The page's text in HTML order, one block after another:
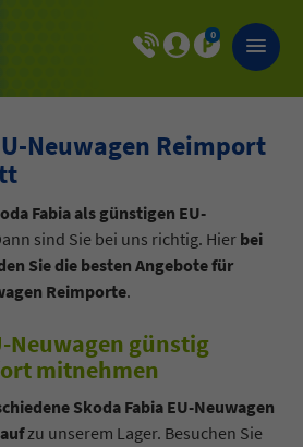
0
Neuwagen Reimport
Fabia als günstigen EU-
sind Sie bei uns richtig. Hier bei
Sie die besten Angebote für
Reimporte.
Neuwagen günstig
mitnehmen
Skoda Fabia EU-Neuwagen
zu unserem Lager. Besuchen Sie